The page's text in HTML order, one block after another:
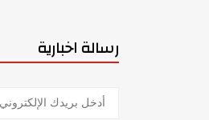
رسالة اخبارية